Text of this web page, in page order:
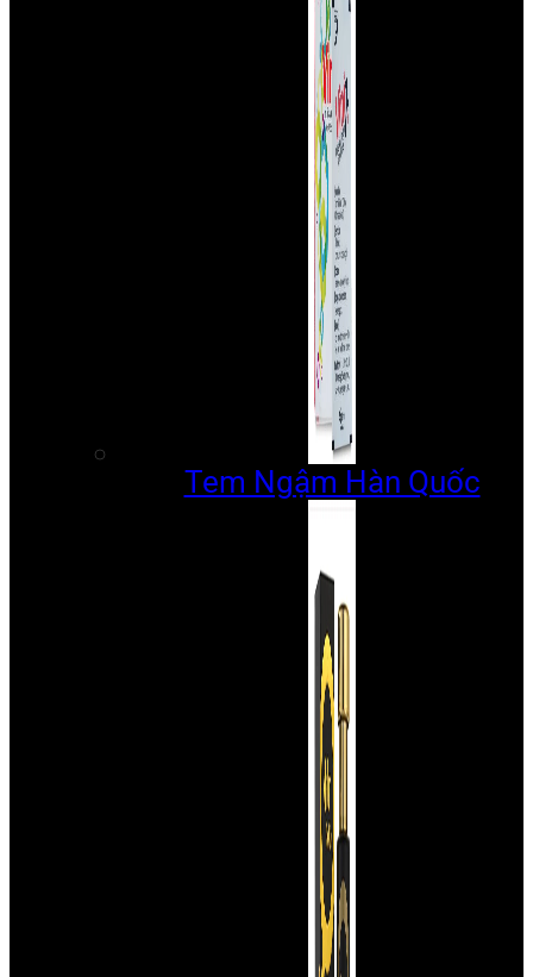
Tem Ngậm Hàn Quốc